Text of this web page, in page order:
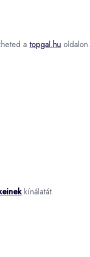
a topgal.hu oldalon.
kínálatát.